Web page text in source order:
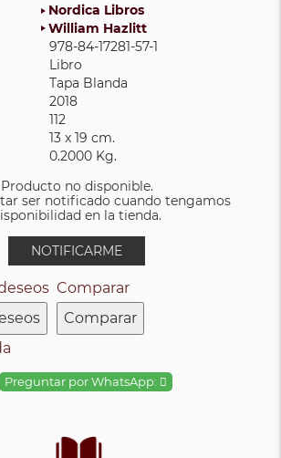
Nordica Libros
William Hazlitt
978-84-17281-57-1
Libro
Tapa Blanda
2018
112
13 x 19 cm.
0.2000 Kg.
Producto no disponible.
ser notificado cuando tengamos
en la tienda.
NOTIFICARME
Comparar
Comparar
Preguntar por WhatsApp: